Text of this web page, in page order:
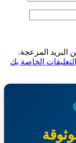
المزعجة.
الخاصة بك